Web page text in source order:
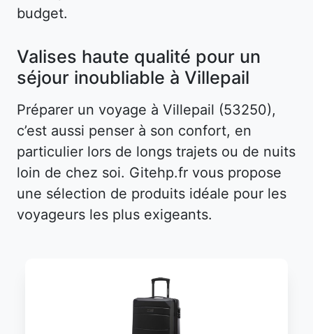
budget.
Valises haute qualité pour un
séjour inoubliable à Villepail
Préparer un voyage à Villepail (53250),
c’est aussi penser à son confort, en
particulier lors de longs trajets ou de nuits
loin de chez soi. Gitehp.fr vous propose
une sélection de produits idéale pour les
voyageurs les plus exigeants.